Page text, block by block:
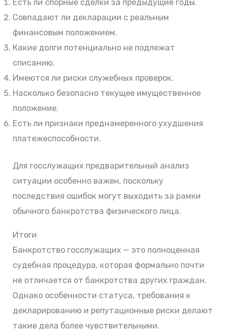
Есть ли спорные сделки за предыдущие годы.
Совпадают ли декларации с реальным
финансовым положением.
Какие долги потенциально не подлежат
списанию.
Имеются ли риски служебных проверок.
Насколько безопасно текущее имущественное
положение.
Есть ли признаки преднамеренного ухудшения
платежеспособности.
Для госслужащих предварительный анализ
ситуации особенно важен, поскольку
последствия ошибок могут выходить за рамки
обычного банкротства физического лица.
Итоги
Банкротство госслужащих — это полноценная
судебная процедура, которая формально почти
не отличается от банкротства других граждан.
Однако особенности статуса, требования к
декларированию и репутационные риски делают
такие дела более чувствительными.